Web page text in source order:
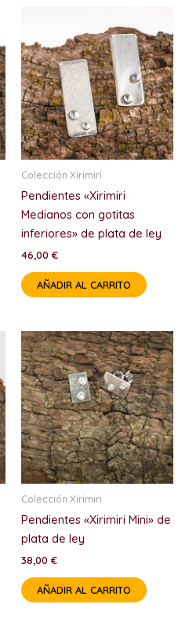
Colección Xirimiri
Pendientes «Xirimiri
Medianos con gotitas
inferiores» de plata de ley
46,00 €
AÑADIR AL CARRITO
Colección Xirimiri
Pendientes «Xirimiri Mini» de
plata de ley
38,00 €
AÑADIR AL CARRITO